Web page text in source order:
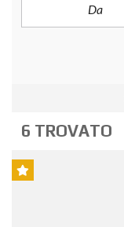
6 TROVATO